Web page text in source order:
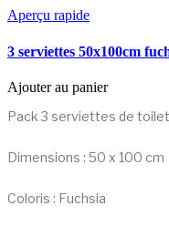
Aperçu rapide
3 serviettes 50x100cm
Ajouter au panier
Pack 3 serviettes de
Dimensions : 50 x 100 cm
Coloris : Fuchsia